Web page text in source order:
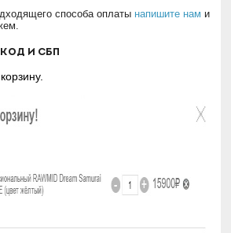
способа оплаты напишите нам и
код и СБП